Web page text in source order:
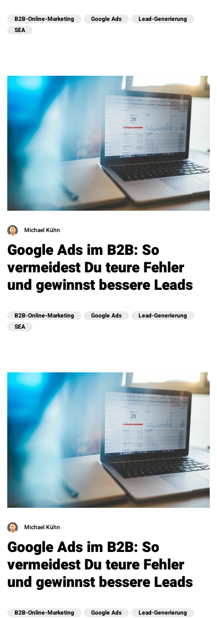
B2B-Online-Marketing Google Ads
Lead-Generierung
SEA
Michael Kühn
Google Ads im B2B: So
vermeidest Du teure Fehler
und gewinnst bessere Leads
B2B-Online-Marketing Google Ads
Lead-Generierung
SEA
Michael Kühn
Google Ads im B2B: So
vermeidest Du teure Fehler
und gewinnst bessere Leads
B2B-Online-Marketing Google Ads
Lead-Generierung